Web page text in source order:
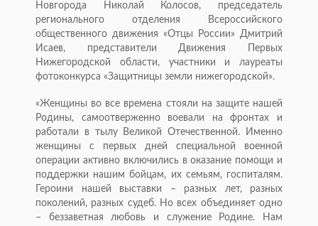
Новгорода Николай Колосов, председатель
регионального отделения Всероссийского
общественного движения «Отцы России» Дмитрий
Исаев, представители Движения Первых
Нижегородской области, участники и лауреаты
фотоконкурса «Защитницы земли нижегородской».
«Женщины во все времена стояли на защите нашей
Родины, самоотверженно воевали на фронтах и
работали в тылу Великой Отечественной. Именно
женщины с первых дней специальной военной
операции активно включились в оказание помощи и
поддержки нашим бойцам, их семьям, госпиталям.
Героини нашей выставки – разных лет, разных
поколений, разных судеб. Но всех объединяет одно
– беззаветная любовь и служение Родине. Нам